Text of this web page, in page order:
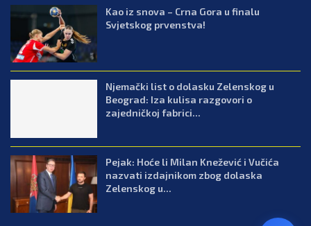
Kao iz snova – Crna Gora u finalu
Svjetskog prvenstva!
Njemački list o dolasku Zelenskog u
Beograd: Iza kulisa razgovori o
zajedničkoj fabrici...
Pejak: Hoće li Milan Knežević i Vučića
nazvati izdajnikom zbog dolaska
Zelenskog u...